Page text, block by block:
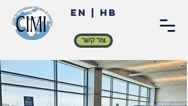
EN HB
צור קשר